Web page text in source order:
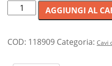
Adattatore
da
HDMI
AGGIUNGI AL
COD: 118909 Categoria: Cavi